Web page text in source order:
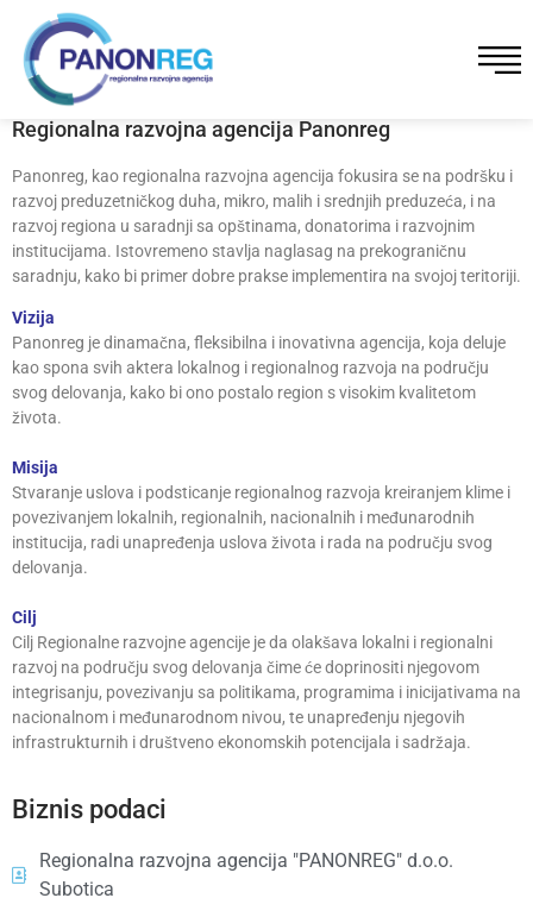
Regionalna razvojna agencija Panonreg
Panonreg, kao regionalna razvojna agencija fokusira se na podršku i
razvoj preduzetničkog duha, mikro, malih i srednjih preduzeća, i na
razvoj regiona u saradnji sa opštinama, donatorima i razvojnim
institucijama. Istovremeno stavlja naglasag na prekograničnu
saradnju, kako bi primer dobre prakse implementira na svojoj teritoriji.
Vizija
Panonreg je dinamačna, fleksibilna i inovativna agencija, koja deluje
kao spona svih aktera lokalnog i regionalnog razvoja na području
svog delovanja, kako bi ono postalo region s visokim kvalitetom
života.
Misija
Stvaranje uslova i podsticanje regionalnog razvoja kreiranjem klime i
povezivanjem lokalnih, regionalnih, nacionalnih i međunarodnih
institucija, radi unapređenja uslova života i rada na području svog
delovanja.
Cilj
Cilj Regionalne razvojne agencije je da olakšava lokalni i regionalni
razvoj na području svog delovanja čime će doprinositi njegovom
integrisanju, povezivanju sa politikama, programima i inicijativama na
nacionalnom i međunarodnom nivou, te unapređenju njegovih
infrastrukturnih i društveno ekonomskih potencijala i sadržaja.
Biznis podaci
Regionalna razvojna agencija "PANONREG" d.o.o.
Subotica